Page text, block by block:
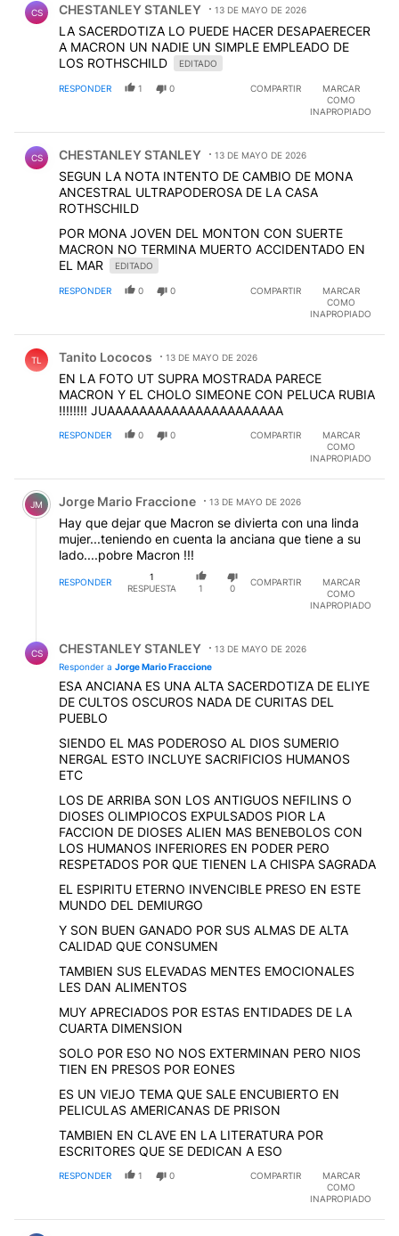
CS CHESTANLEY STANLEY 13 DE MAYO DE 2026
LA SACERDOTIZA LO PUEDE HACER DESAPAERECER
A MACRON UN NADIE UN SIMPLE EMPLEADO DE
LOS ROTHSCHILD
EDITADO
RESPONDER 1 0 COMPARTIR
MARCAR
COMO
INAPROPIADO
CS CHESTANLEY STANLEY 13 DE MAYO DE 2026
SEGUN LA NOTA INTENTO DE CAMBIO DE MONA
ANCESTRAL ULTRAPODEROSA DE LA CASA
ROTHSCHILD
POR MONA JOVEN DEL MONTON CON SUERTE
MACRON NO TERMINA MUERTO ACCIDENTADO EN
EL MAR
EDITADO
RESPONDER 0 0 COMPARTIR
MARCAR
COMO
INAPROPIADO
TL Tanito Lococos 13 DE MAYO DE 2026
EN LA FOTO UT SUPRA MOSTRADA PARECE
MACRON Y EL CHOLO SIMEONE CON PELUCA RUBIA
!!!!!!!! JUAAAAAAAAAAAAAAAAAAAAAA
RESPONDER 0 0 COMPARTIR
MARCAR
COMO
INAPROPIADO
Comentario de Jorge Mario Fraccione.
JM Jorge Mario Fraccione 13 DE MAYO DE 2026
Hay que dejar que Macron se divierta con una linda
mujer...teniendo en cuenta la anciana que tiene a su
lado....pobre Macron !!!
RESPONDER
1
RESPUESTA
1 0
COMPARTIR
MARCAR
COMO
INAPROPIADO
CS CHESTANLEY STANLEY
13 DE MAYO DE 2026
Responder a Jorge Mario Fraccione
ESA ANCIANA ES UNA ALTA SACERDOTIZA DE ELIYE
DE CULTOS OSCUROS NADA DE CURITAS DEL
PUEBLO
SIENDO EL MAS PODEROSO AL DIOS SUMERIO
NERGAL ESTO INCLUYE SACRIFICIOS HUMANOS
ETC
LOS DE ARRIBA SON LOS ANTIGUOS NEFILINS O
DIOSES OLIMPIOCOS EXPULSADOS PIOR LA
FACCION DE DIOSES ALIEN MAS BENEBOLOS CON
LOS HUMANOS INFERIORES EN PODER PERO
RESPETADOS POR QUE TIENEN LA CHISPA SAGRADA
EL ESPIRITU ETERNO INVENCIBLE PRESO EN ESTE
MUNDO DEL DEMIURGO
Y SON BUEN GANADO POR SUS ALMAS DE ALTA
CALIDAD QUE CONSUMEN
TAMBIEN SUS ELEVADAS MENTES EMOCIONALES
LES DAN ALIMENTOS
MUY APRECIADOS POR ESTAS ENTIDADES DE LA
CUARTA DIMENSION
SOLO POR ESO NO NOS EXTERMINAN PERO NIOS
TIEN EN PRESOS POR EONES
ES UN VIEJO TEMA QUE SALE ENCUBIERTO EN
PELICULAS AMERICANAS DE PRISON
TAMBIEN EN CLAVE EN LA LITERATURA POR
ESCRITORES QUE SE DEDICAN A ESO
RESPONDER 1 0 COMPARTIR
MARCAR
COMO
INAPROPIADO